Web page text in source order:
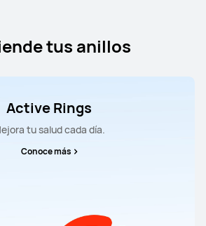
tus anillos
Active Rings
tu salud cada día.
Conoce más